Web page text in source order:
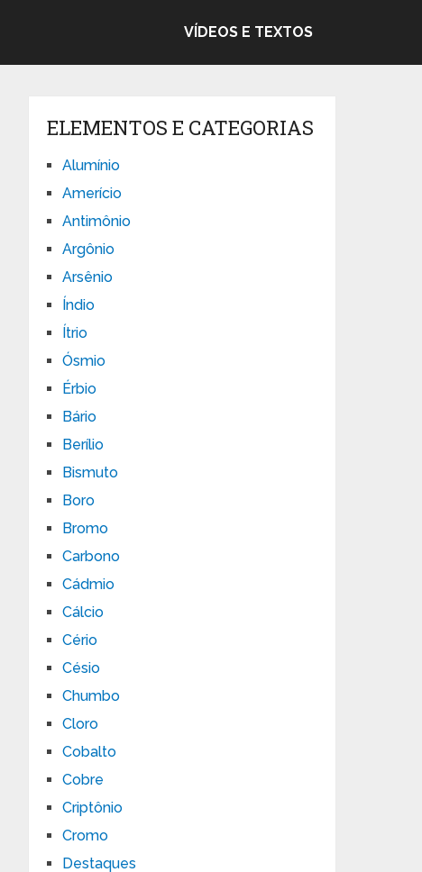
VÍDEOS E TEXTOS
ELEMENTOS E CATEGORIAS
Alumínio
Amerício
Antimônio
Argônio
Arsênio
Índio
Ítrio
Ósmio
Érbio
Bário
Berílio
Bismuto
Boro
Bromo
Carbono
Cádmio
Cálcio
Cério
Césio
Chumbo
Cloro
Cobalto
Cobre
Criptônio
Cromo
Destaques